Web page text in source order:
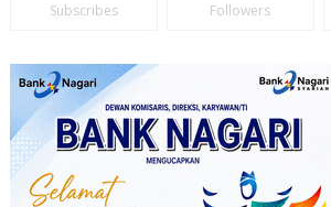
Subscribes Followers